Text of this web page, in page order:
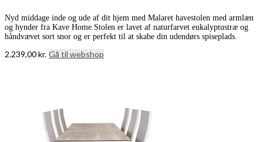
Nyd middage inde og ude af dit hjem med Malaret havestolen med armlæn
og hynder fra Kave Home.Stolen er lavet af naturfarvet eukalyptustræ og
håndvævet sort snor og er perfekt til at skabe din udendørs spiseplads.
2.239,00kr. Gå til webshop